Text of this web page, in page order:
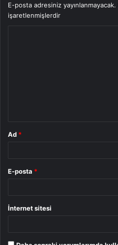
E-posta adresiniz yayınlanmayacak.
işaretlenmişlerdir
Ad *
E-posta *
İnternet sitesi